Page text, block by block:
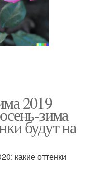
2019
зима
будут на
какие оттенки